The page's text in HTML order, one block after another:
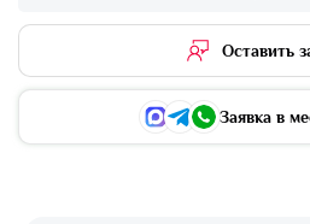
Оставить
Заявка в